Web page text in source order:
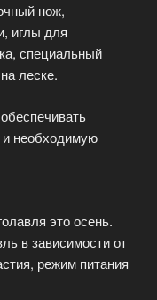
нож,
иглы для
специальный
леске.
и необходимую
это осень.
в зависимости от
режим питания